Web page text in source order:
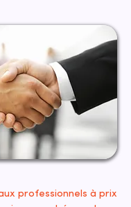
professionnels à prix